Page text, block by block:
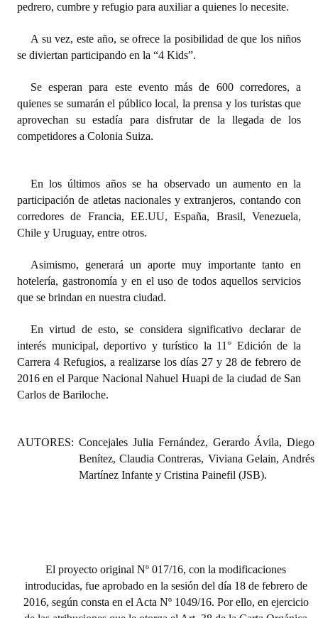
Noticias Destacadas
Registros y Distinciones
Datos Históricos
Premio al Mérito - Registro
Mujeres que Dejaron Huellas - Registro
Periodistas Decanos - Registro
Banca del Vecino - Registro
Antiguos Pobladores - Registro
Reconocimientos - Registro
Bariloche, Municipio intercultural
REFORMA DE LA CARTA ORGÁNICA
pedrero, cumbre y refugio para auxiliar a quienes lo necesite.
A su vez, este año, se ofrece la posibilidad de que los niños
se diviertan participando en la “4 Kids”.
Se esperan para este evento más de 600 corredores, a
quienes se sumarán el público local, la prensa y los turistas que
aprovechan su estadía para disfrutar de la llegada de los
competidores a Colonia Suiza.
En los últimos años se ha observado un aumento en la
participación de atletas nacionales y extranjeros, contando con
corredores de Francia, EE.UU, España, Brasil, Venezuela,
Chile y Uruguay, entre otros.
Asimismo, generará un aporte muy importante tanto en
hotelería, gastronomía y en el uso de todos aquellos servicios
que se brindan en nuestra ciudad.
En virtud de esto, se considera significativo declarar de
interés municipal, deportivo y turístico la 11° Edición de la
Carrera 4 Refugios, a realizarse los días 27 y 28 de febrero de
2016 en el Parque Nacional Nahuel Huapi de la ciudad de San
Carlos de Bariloche.
AUTORES: Concejales Julia Fernández, Gerardo Ávila, Diego
Benítez, Claudia Contreras, Viviana Gelain, Andrés
Martínez Infante y Cristina Painefil (JSB).
El proyecto original Nº 017/16, con la modificaciones
introducidas, fue aprobado en la sesión del día 18 de febrero de
2016, según consta en el Acta Nº 1049/16. Por ello, en ejercicio